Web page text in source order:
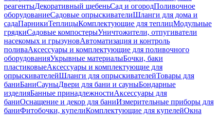
реагентыДекоративный щебеньСад и огородПоливочное
оборудованиеСадовые опрыскивателиШланги для дома и
садаПарникиТеплицыКомплектующие для теплицМодульные
грядкиСадовые компостерыУничтожители, отпугиватели
насекомых и грызуновАвтоматизация и контроль
поливаАксессуары и комплектующие для поливочного
оборудованияУкрывные материалыБочки, баки
пластиковыеАксессуары и комплектующие для
опрыскивателейШланги для опрыскивателейТовары для
баниБаниСауныДвери для бани и сауныБондарные
изделияБанные принадлежностиАксессуары для
баниОснащение и декор для баниИзмерительные приборы для
баниФитобочки, купелиКомплектующие для купелейОкна